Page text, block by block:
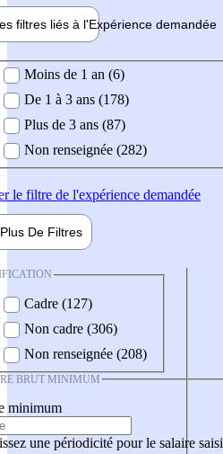
filtres liés à l'Expérience demandée
demandée
Moins de 1 an (6)
De 1 à 3 ans (178)
Plus de 3 ans (87)
Non renseignée (282)
le filtre de l'expérience demandée
Plus De Filtres
Cadre (127)
Non cadre (306)
Non renseignée (208)
BRUT MINIMUM
minimum
une périodicité pour le salaire saisi